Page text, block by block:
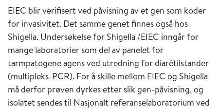
EIEC blir verifisert ved påvisning av et gen som koder
for invasivitet. Det samme genet finnes også hos
Shigella. Undersøkelse for Shigella /EIEC inngår for
mange laboratorier som del av panelet for
tarmpatogene agens ved utredning for diarétilstander
(multipleks-PCR). For å skille mellom EIEC og Shigella
må derfor prøven dyrkes etter slik gen-påvisning, og
isolatet sendes til Nasjonalt referanselaboratorium ved